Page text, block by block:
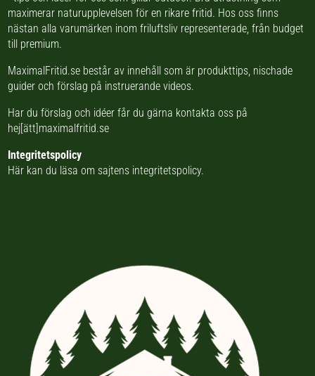
maximerar naturupplevelsen för en rikare fritid. Hos oss finns
nästanalla varumärken inom friluftsliv representerade, från budget
till premium.
MaximalFritid.se består av innehåll som är produkttips, nischade
guider och förslag på instruerande videos.
Har du förslag och idéer får du gärna kontakta oss på
hej[ätt]maximalfritid.se
Integritetspolicy
Här kan du läsa om sajtens integritetspolicy.